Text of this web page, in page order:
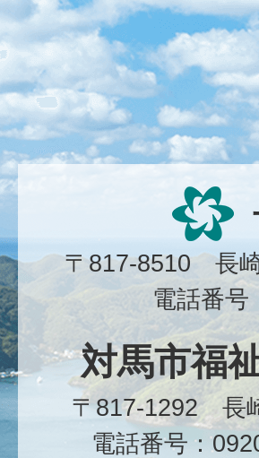
〒817-8510 長
電話番号
対馬市福
〒817-1292 長
電話番号：